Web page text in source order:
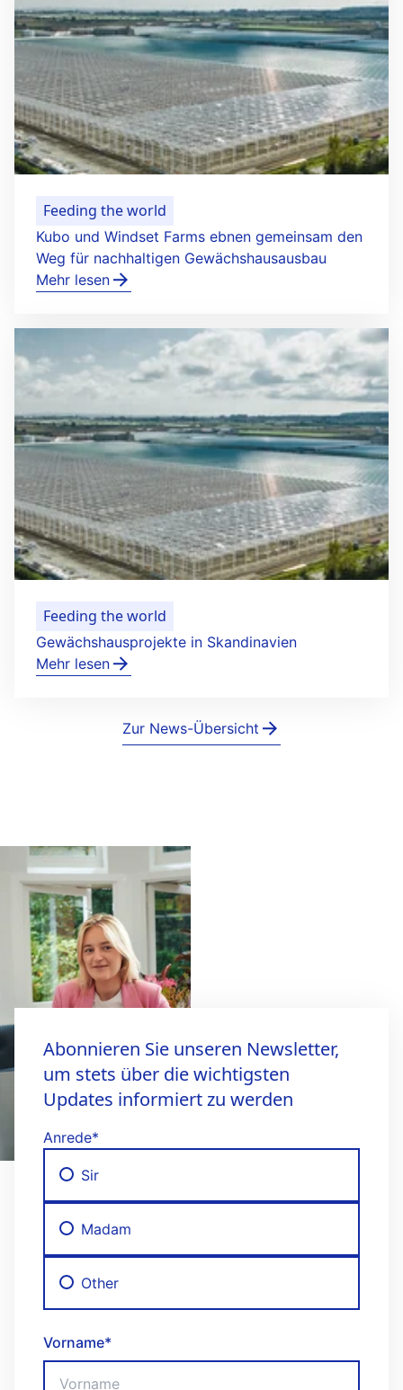
Feeding the world
Kubo und Windset Farms ebnen gemeinsam den
Weg für nachhaltigen Gewächshausausbau
Mehr lesen
Feeding the world
Gewächshausprojekte in Skandinavien
Mehr lesen
Zur News-Übersicht
Abonnieren Sie unseren Newsletter,
um stets über die wichtigsten
Updates informiert zu werden
Anrede*
Sir
Madam
Other
Vorname*